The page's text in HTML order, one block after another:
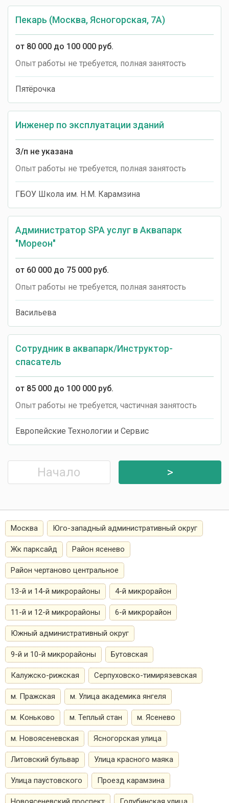
Пекарь (Москва, Ясногорская, 7А)
от 80 000 до 100 000 руб.
Опыт работы не требуется, полная занятость
Пятёрочка
Инженер по эксплуатации зданий
З/п не указана
Опыт работы не требуется, полная занятость
ГБОУ Школа им. Н.М. Карамзина
Администратор SPA услуг в Аквапарк
"Мореон"
от 60 000 до 75 000 руб.
Опыт работы не требуется, полная занятость
Васильева
Сотрудник в аквапарк/Инструктор-
спасатель
от 85 000 до 100 000 руб.
Опыт работы не требуется, частичная занятость
Европейские Технологии и Сервис
Начало >
Москва Юго-западный административный округ
Жк парксайд Район ясенево
Район чертаново центральное
13-й и 14-й микрорайоны 4-й микрорайон
11-й и 12-й микрорайоны 6-й микрорайон
Южный административный округ
9-й и 10-й микрорайоны Бутовская
Калужско-рижская Серпуховско-тимирязевская
м. Пражская м. Улица академика янгеля
м. Коньково м. Теплый стан м. Ясенево
м. Новоясеневская Ясногорская улица
Литовский бульвар Улица красного маяка
Улица паустовского Проезд карамзина